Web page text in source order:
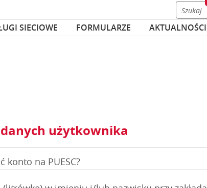
SIECIOWE FORMULARZE AKTUALNOŚCI
użytkownika
konto na PUESC?